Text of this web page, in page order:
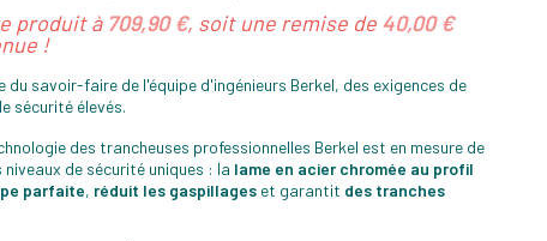
produit à 709,90 €, soit une remise de 40,00 €
!
du savoir-faire de l'équipe d'ingénieurs Berkel, des exigences de
sécurité élevés.
des trancheuses professionnelles Berkel est en mesure de
de sécurité uniques : la lame en acier chromée au profil
parfaite, réduit les gaspillages et garantit des tranches